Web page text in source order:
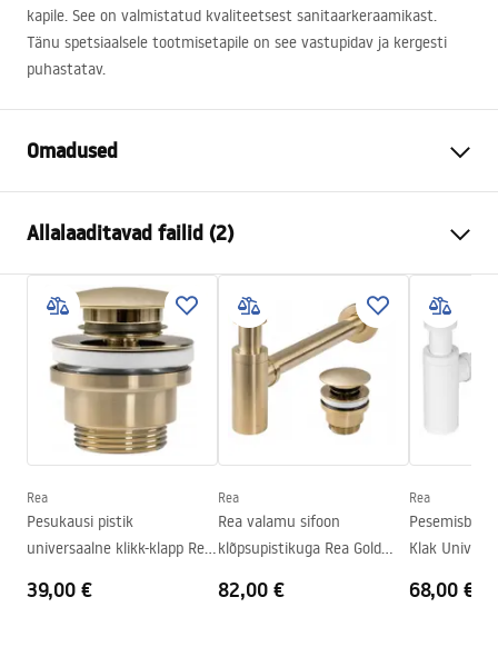
kapile. See on valmistatud kvaliteetsest sanitaarkeraamikast.
Tänu spetsiaalsele tootmisetapile on see vastupidav ja kergesti
puhastatav.
Omadused
Materjal
Värv
Kivikujundus
Lõpeta
Läikiv
Pikkus
355mm
Laius
355
Kõrgus
120
Sügavus
Kuju
Kraani auk
Ei
Allalaaditavad failid (2)
Kokkupaneku juhised
Basin.pdf
Warranty_Terms_and_Conditions_Basins_-_5.pdf
Rea
Pesukausi pistik
universaalne klikk-klapp Rea
39,00 €
Rea
Rea valamu sifoon
klõpsupistikuga Rea Gold
82,00 €
Rea
Klak
68,00 €